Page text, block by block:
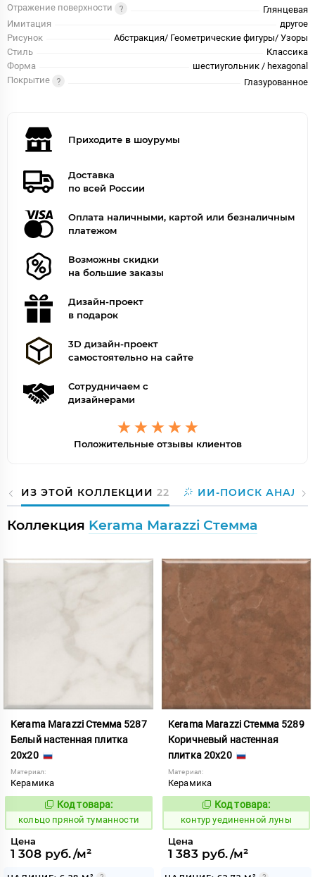
Отражение поверхности
Глянцевая
Имитация
другое
Рисунок
Абстракция/ Геометрические фигуры/ Узоры
Стиль
Классика
Форма
шестиугольник / hexagonal
Покрытие
Глазурованное
Приходите в шоурумы
Доставка
по всей России
Оплата наличными, картой или безналичным
платежом
Возможны скидки
на большие заказы
Дизайн-проект
в подарок
3D дизайн-проект
самостоятельно на сайте
Сотрудничаем с
дизайнерами
Положительные отзывы клиентов
ИЗ ЭТОЙ КОЛЛЕКЦИИ 22 ИИ-ПОИСК
Коллекция Kerama Marazzi Стемма
Kerama Marazzi Стемма 5287
Белый настенная плитка
20x20
Материал:
Керамика
743734
Код товара:
кольцо пряной туманности
Цена
1 308 руб./м²
Kerama Marazzi Стемма 5289
Коричневый настенная
плитка 20x20
Материал:
Керамика
763545
Код товара:
контур уединенной луны
Цена
1 383 руб./м²